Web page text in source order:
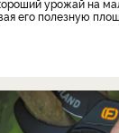
его полезную